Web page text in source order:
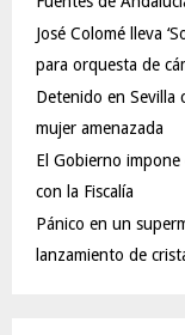
José Colomé lleva
para orquesta de
Detenido en Sevilla
mujer amenazada
El Gobierno
con la Fiscalía
Pánico en un
lanzamiento de